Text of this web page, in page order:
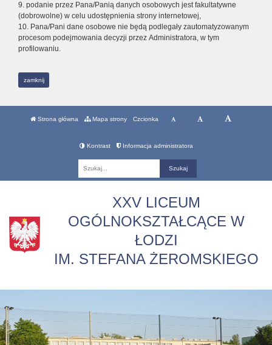
9. podanie przez Pana/Panią danych osobowych jest fakultatywne
(dobrowolne) w celu udostępnienia strony internetowej,
10. Pana/Pani dane osobowe nie będą podlegały zautomatyzowanym
procesom podejmowania decyzji przez Administratora, w tym
profilowaniu.
zamknij
Strona główna Mapa strony Czcionka
Kontrast Informacja administratora
XXV LICEUM
OGÓLNOKSZTAŁCĄCE W
ŁODZI
IM. STEFANA ŻEROMSKIEGO